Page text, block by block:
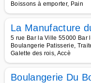
Boissons à emporter, Pain
La Manufacture
5 rue Bar la Ville 55000 Bar
Boulangerie Patisserie,
Galette des rois, Accè
Boulangerie Du